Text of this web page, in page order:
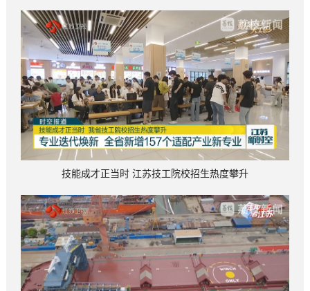
技能成才正当时 江苏技工院校招生热度攀升